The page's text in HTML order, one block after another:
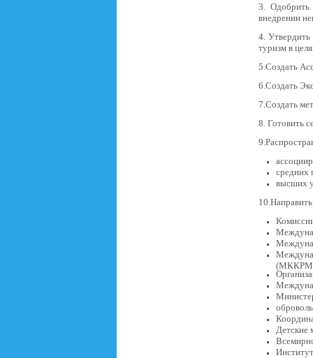
3.
внедрении
4.
туризм в
5.Создать
6.Создать
7.Создать
8. Готовить
средних
высших
Детские